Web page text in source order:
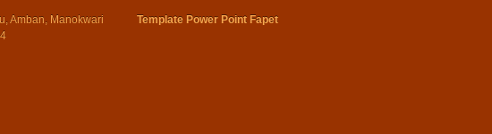
Amban, Manokwari
Template Power Point Fapet